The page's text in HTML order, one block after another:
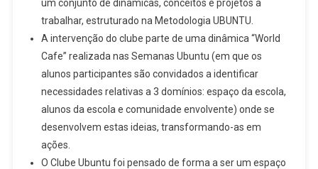
um conjunto de dinâmicas, conceitos e projetos a
trabalhar, estruturado na Metodologia UBUNTU.
A intervenção do clube parte de uma dinâmica “World
Cafe” realizada nas Semanas Ubuntu (em que os
alunos participantes são convidados a identificar
necessidades relativas a 3 domínios: espaço da escola,
alunos da escola e comunidade envolvente) onde se
desenvolvem estas ideias, transformando-as em
ações.
O Clube Ubuntu foi pensado de forma a ser um espaço